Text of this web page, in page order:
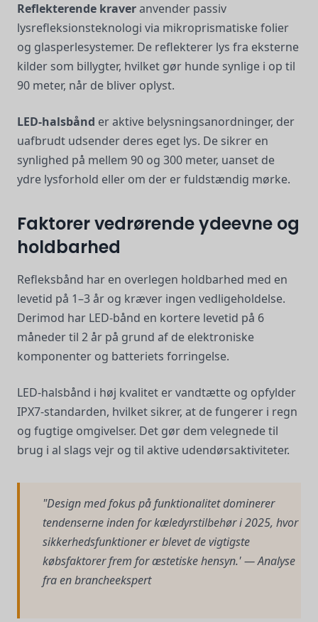
Reflekterende kraveranvender passiv
lysrefleksionsteknologi via mikroprismatiske folier
og glasperlesystemer. De reflekterer lys fra eksterne
kilder som billygter, hvilket gør hunde synlige i op til
90 meter, når de bliver oplyst.
LED-halsbånd er aktive belysningsanordninger, der
uafbrudt udsender deres eget lys. De sikrer en
synlighed på mellem 90 og 300 meter, uanset de
ydre lysforhold eller om der er fuldstændig mørke.
Faktorer vedrørende ydeevne og
holdbarhed
Refleksbånd har en overlegen holdbarhed med en
levetid på 1–3 år og kræver ingen vedligeholdelse.
Derimod har LED-bånd en kortere levetid på 6
måneder til 2 år på grund af de elektroniske
komponenter og batteriets forringelse.
LED-halsbånd i høj kvalitet er vandtætte og opfylder
IPX7-standarden, hvilket sikrer, at de fungerer i regn
og fugtige omgivelser. Det gør dem velegnede til
brug i al slags vejr og til aktive udendørsaktiviteter.
"Design med fokus på funktionalitet dominerer
tendenserne inden for kæledyrstilbehør i 2025, hvor
sikkerhedsfunktioner er blevet de vigtigste
købsfaktorer frem for æstetiske hensyn.' — Analyse
fra en brancheekspert